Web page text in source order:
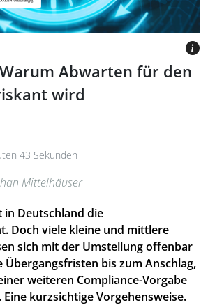
Warum Abwarten für den
wird
43 Sekunden
VIA CANVA.COM
Mittelhäuser
in Deutschland die
Doch viele kleine und mittlere
sich mit der Umstellung offenbar
Übergangsfristen bis zum Anschlag,
weiteren Compliance-Vorgabe
kurzsichtige Vorgehensweise.